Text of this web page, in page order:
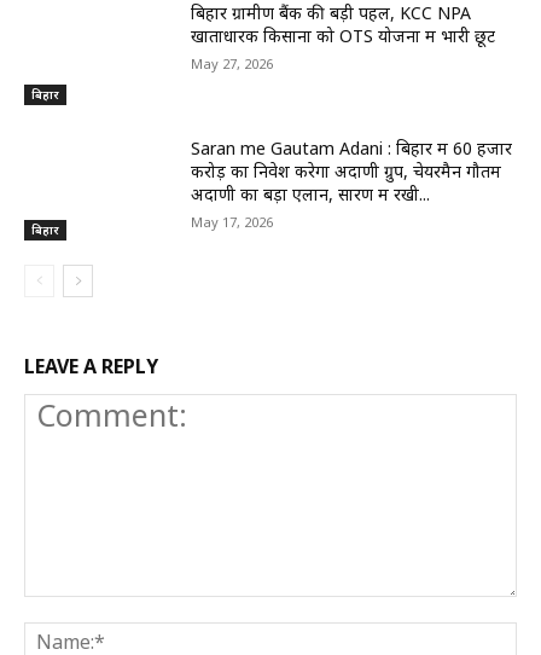
बिहार
बिहार ग्रामीण बैंक की बड़ी पहल, KCC NPA
खाताधारक किसानों को OTS योजना में भारी छूट
May 27, 2026
बिहार
Saran me Gautam Adani : बिहार में 60 हजार
करोड़ का निवेश करेगा अदाणी ग्रुप, चेयरमैन गौतम
अदाणी का बड़ा एलान, सारण में रखी...
May 17, 2026
LEAVE A REPLY
Comment: